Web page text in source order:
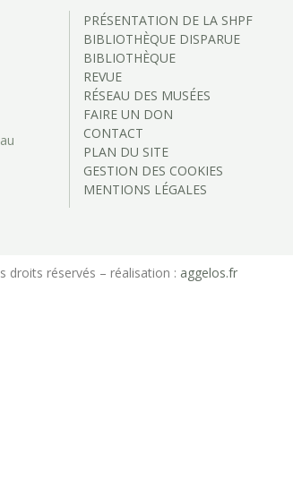
PRÉSENTATION DE LA SHPF
BIBLIOTHÈQUE DISPARUE
BIBLIOTHÈQUE
REVUE
RÉSEAU DES MUSÉES
FAIRE UN DON
CONTACT
PLAN DU SITE
GESTION DES COOKIES
MENTIONS LÉGALES
droits réservés – réalisation : aggelos.fr